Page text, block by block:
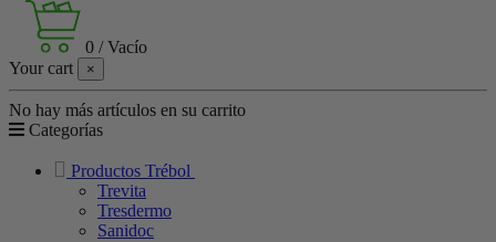
0 /Vacío
Your cart
×
No hay más artículos en su carrito
Categorías
Productos Trébol
Trevita
Tresdermo
Sanidoc